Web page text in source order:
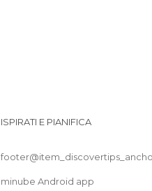
Vie a Glasgow
ISPIRATI E PIANIFICA
minube Android app